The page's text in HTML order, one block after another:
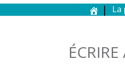
La